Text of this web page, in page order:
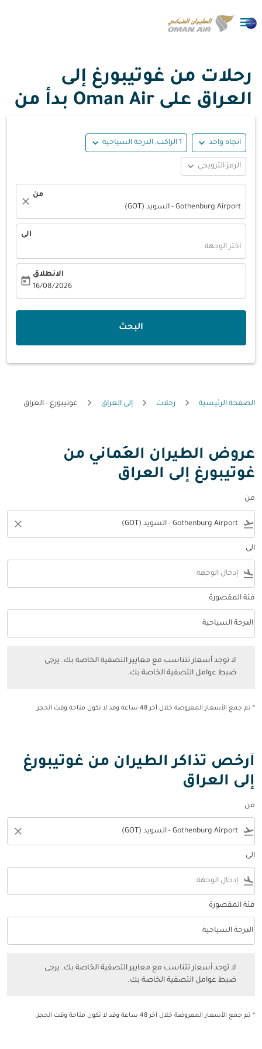

رحلات من غوتيبورغ إلى
العراق على Oman Air بدأ من
اتجاه واحد expand_more 1 الراكب, الدرجة السياحية expand_more
الرمز الترويجي expand_more
من
Gothenburg Airport - السويد (GOT)
close
الى
اختر الوجهة
الانطلاق
16/08/2026
today
البحث
الصفحة الرئيسية رحلات إلى العراق غوتيبورغ - العراق
عروض الطيران العُماني من
غوتيبورغ إلى العراق
من
flight_takeoff
close
الى
flight_land
فئة المقصورة
فئة المقصورة option الدرجة السياحية Selected
الدرجة السياحية
keyboard_arrow_down
لا توجد أسعار تتناسب مع معايير التصفية الخاصة بك. يرجى
ضبط عوامل التصفية الخاصة بك.
* تم جمع الأسعار المعروضة خلال آخر 48 ساعة وقد لا تكون متاحة وقت الحجز.
أرخص تذاكر الطيران من غوتيبورغ
إلى العراق
من
flight_takeoff
close
الى
flight_land
فئة المقصورة
فئة المقصورة option الدرجة السياحية Selected
الدرجة السياحية
keyboard_arrow_down
لا توجد أسعار تتناسب مع معايير التصفية الخاصة بك. يرجى
ضبط عوامل التصفية الخاصة بك.
* تم جمع الأسعار المعروضة خلال آخر 48 ساعة وقد لا تكون متاحة وقت الحجز.